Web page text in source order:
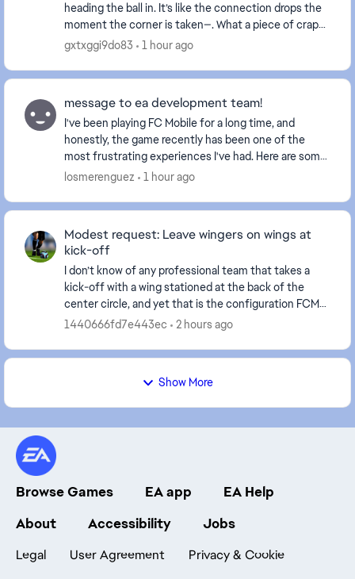
heading the ball in. It’s like the connection drops the
moment the corner is taken—. What a piece of crap
game this has become... and this happens ever...
gxtxggi9do83 1 hour ago
message to ea development team!
I've been playing FC Mobile for a long time, and
honestly, the game recently has been one of the
most frustrating experiences I've had. Here are some
issues (yes the same issues you received feedback...
losmerenguez 1 hour ago
Modest request: Leave wingers on wings at
kick-off
I don’t know of any professional team that takes a
kick-off with a wing stationed at the back of the
center circle, and yet that is the configuration FCM
saddles us with every time we take a kick-off...
1440666fd7e443ec 2 hours ago
Show More
Browse Games EA app
EA Help
About
Accessibility Jobs
Legal User Agreement
Privacy & Cookie